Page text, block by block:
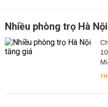
Nhiều phòng trọ Hà